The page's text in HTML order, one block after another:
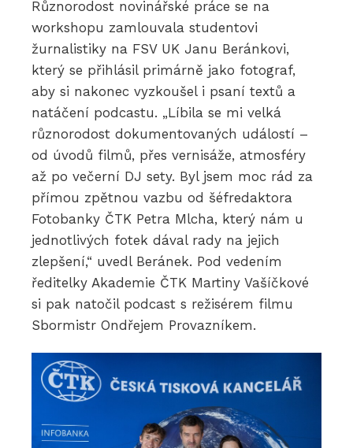
Různorodost novinářské práce se na
workshopu zamlouvala studentovi
žurnalistiky na FSV UK Janu Beránkovi,
který se přihlásil primárně jako fotograf,
aby si nakonec vyzkoušel i psaní textů a
natáčení podcastu. „Líbila se mi velká
různorodost dokumentovaných událostí –
od úvodů filmů, přes vernisáže, atmosféry
až po večerní DJ sety. Byl jsem moc rád za
přímou zpětnou vazbu od šéfredaktora
Fotobanky ČTK Petra Mlcha, který nám u
jednotlivých fotek dával rady na jejich
zlepšení,“ uvedl Beránek. Pod vedením
ředitelky Akademie ČTK Martiny Vašíčkové
si pak natočil podcast s režisérem filmu
Sbormistr Ondřejem Provazníkem.